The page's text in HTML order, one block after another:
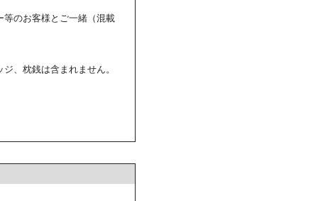
等のお客様とご一緒（混載
、枕銭は含まれません。